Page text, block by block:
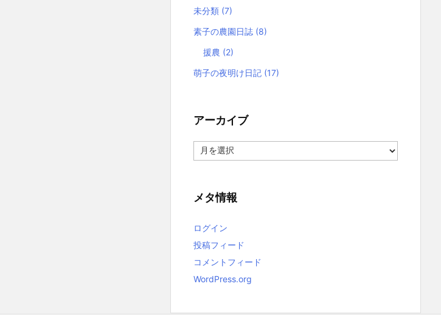
未分類 (7)
素子の農園日誌 (8)
援農 (2)
萌子の夜明け日記 (17)
アーカイブ
ー
ブ
メタ情報
ログイン
投稿フィード
コメントフィード
WordPress.org